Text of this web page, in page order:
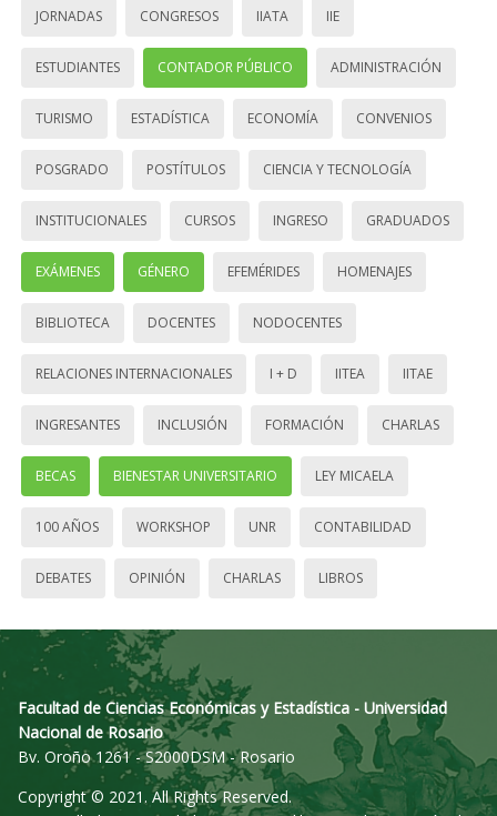
JORNADAS CONGRESOS IIATA IIE
ESTUDIANTES CONTADOR PÚBLICO ADMINISTRACIÓN
TURISMO ESTADÍSTICA ECONOMÍA CONVENIOS
POSGRADO POSTÍTULOS CIENCIA Y TECNOLOGÍA
INSTITUCIONALES CURSOS INGRESO GRADUADOS
EXÁMENES GÉNERO EFEMÉRIDES HOMENAJES
BIBLIOTECA DOCENTES NODOCENTES
RELACIONES INTERNACIONALES I + D IITEA IITAE
INGRESANTES INCLUSIÓN FORMACIÓN CHARLAS
BECAS BIENESTAR UNIVERSITARIO LEY MICAELA
100 AÑOS WORKSHOP UNR CONTABILIDAD
DEBATES OPINIÓN CHARLAS LIBROS
Facultad de Ciencias Económicas y Estadística - Universidad
Nacional de Rosario
Bv. Oroño 1261 - S2000DSM - Rosario
Copyright © 2021. All Rights Reserved.